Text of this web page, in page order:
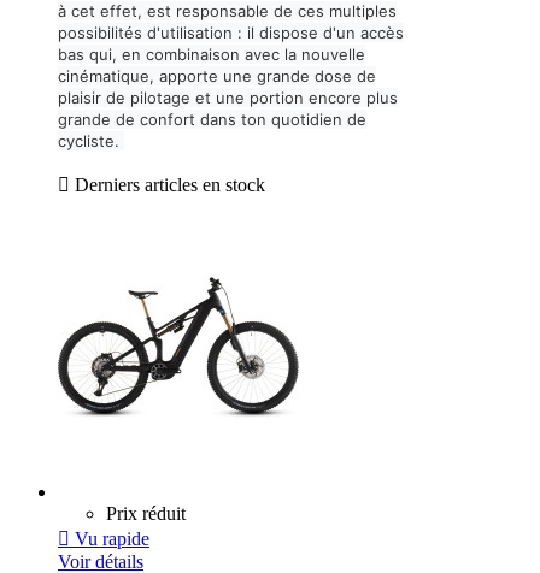
à cet effet, est responsable de ces multiples
possibilités d'utilisation : il dispose d'un accès
bas qui, en combinaison avec la nouvelle
cinématique, apporte une grande dose de
plaisir de pilotage et une portion encore plus
grande de confort dans ton quotidien de
cycliste.
 Derniers articles en stock
Prix réduit
 Vu rapide
Voir détails